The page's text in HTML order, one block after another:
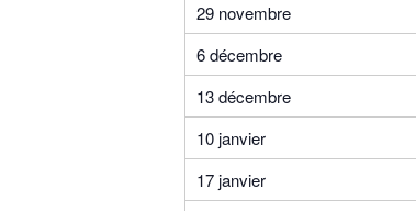
29 novembre
6 décembre
13 décembre
10 janvier
17 janvier